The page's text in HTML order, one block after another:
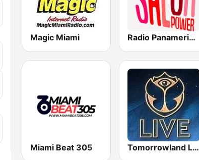
Magic Miami Radio Panamericana - Salsa Power
Miami Beat 305 Tomorrowland Live